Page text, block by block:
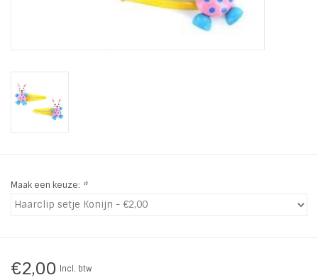
Charmin*s
Maak een keuze: *
€2,00 Incl. btw